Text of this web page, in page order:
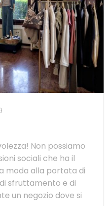
Non possiamo
sociali che ha il
moda alla portata di
sfruttamento e di
un negozio dove si